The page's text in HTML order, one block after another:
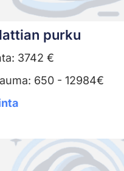
purku
3742 €
650 - 12984€